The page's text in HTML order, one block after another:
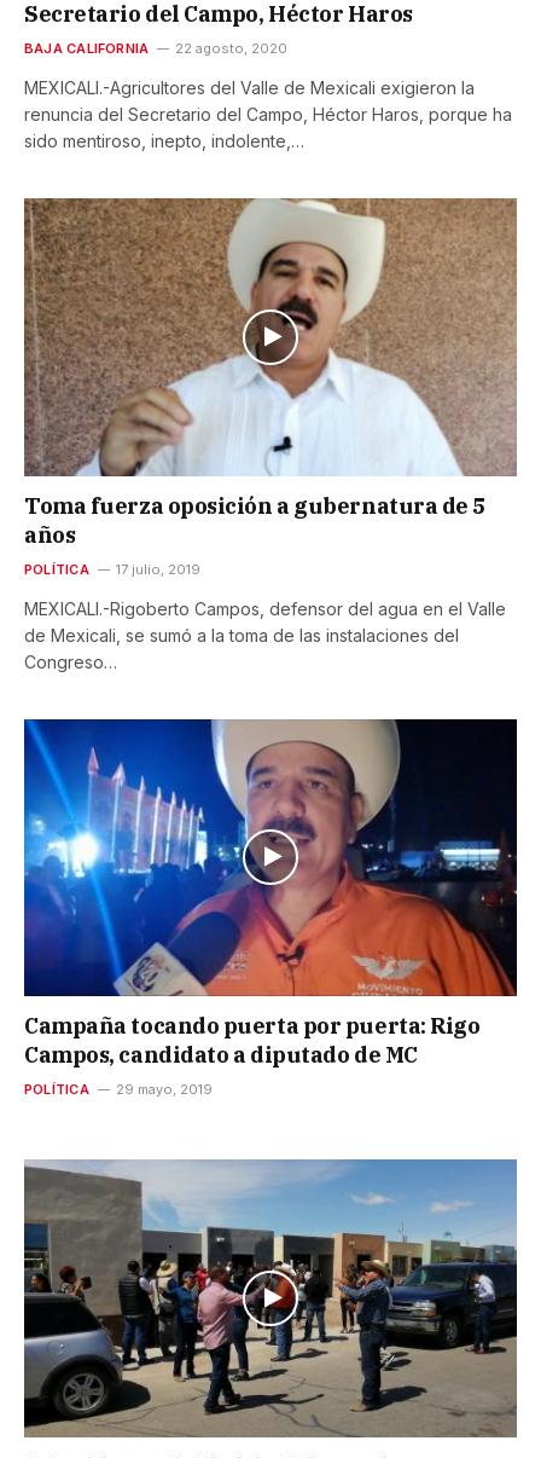
Secretario del Campo, Héctor Haros
BAJA CALIFORNIA 22 agosto, 2020
MEXICALI.-Agricultores del Valle de Mexicali exigieron la
renuncia del Secretario del Campo, Héctor Haros, porque ha
sido mentiroso, inepto, indolente,…
Toma fuerza oposición a gubernatura de 5
años
POLÍTICA 17 julio, 2019
MEXICALI.-Rigoberto Campos, defensor del agua en el Valle
de Mexicali, se sumó a la toma de las instalaciones del
Congreso…
Campaña tocando puerta por puerta: Rigo
Campos, candidato a diputado de MC
POLÍTICA 29 mayo, 2019